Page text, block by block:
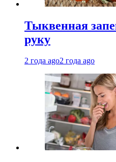
Тыквенная
руку
2 года ago2 года ago